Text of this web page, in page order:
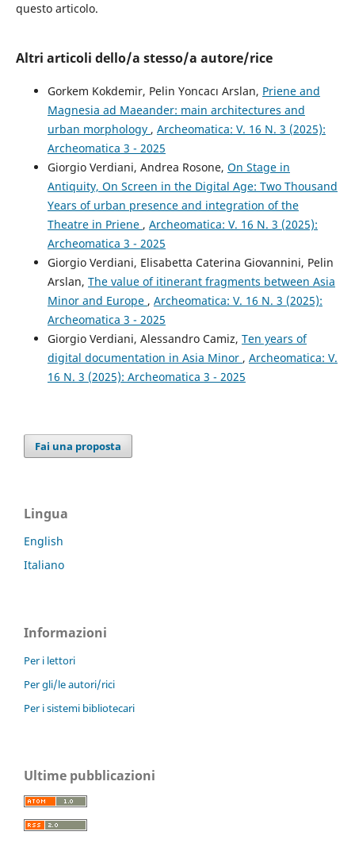
questo articolo.
Altri articoli dello/a stesso/a autore/rice
Gorkem Kokdemir, Pelin Yoncacı Arslan, Priene and
Magnesia ad Maeander: main architectures and
urban morphology , Archeomatica: V. 16 N. 3 (2025):
Archeomatica 3 - 2025
Giorgio Verdiani, Andrea Rosone, On Stage in
Antiquity, On Screen in the Digital Age: Two Thousand
Years of urban presence and integration of the
Theatre in Priene , Archeomatica: V. 16 N. 3 (2025):
Archeomatica 3 - 2025
Giorgio Verdiani, Elisabetta Caterina Giovannini, Pelin
Arslan, The value of itinerant fragments between Asia
Minor and Europe , Archeomatica: V. 16 N. 3 (2025):
Archeomatica 3 - 2025
Giorgio Verdiani, Alessandro Camiz, Ten years of
digital documentation in Asia Minor , Archeomatica: V.
16 N. 3 (2025): Archeomatica 3 - 2025
Fai una proposta
Lingua
English
Italiano
Informazioni
Per i lettori
Per gli/le autori/rici
Per i sistemi bibliotecari
Ultime pubblicazioni